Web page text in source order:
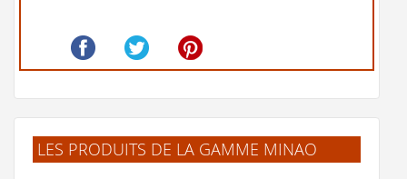
LES PRODUITS DE LA GAMME MINAO